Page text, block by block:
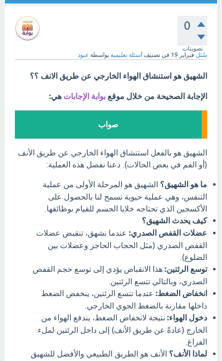
0
تصويتات
سُئل فبراير 19 في تصنيف أسئلة تعليمية بواسطة عبود
الشهيق هو استنشاق الهواء الخارجي عن طريق الانف ؟؟
الإجابة الصحيحة من خلال موقع بوابة الإجابات هي:
صواب
الشهيق هو بالفعل استنشاق الهواء الخارجي عن طريق الأنف
(أو الفم في بعض الحالات). دعنا نفصل هذه العملية:
ما هو الشهيق؟ الشهيق هو المرحلة الأولى من عملية
التنفس، وهي عملية حيوية تسمح لنا بالحصول على
الأكسجين الذي تحتاجه خلايا الجسم للقيام بوظائفها.
كيف يحدث الشهيق؟
عضلات القفص الصدري: عندما نشهق، تنقبض عضلات
القفص الصدري (مثل الحجاب الحاجز وعضلات بين
الضلوع).
توسع الرئتين: هذا الانقباض يؤدي إلى توسع حجم القفص
الصدري، وبالتالي تتسع الرئتين.
انخفاض الضغط: عندما تتسع الرئتين، ينخفض الضغط
داخلها مقارنة بالضغط الجوي الخارجي.
دخول الهواء: نتيجة لانخفاض الضغط، يندفع الهواء من
الخارج (عادةً عن طريق الأنف) إلى داخل الرئتين لملء
الفراغ.
لماذا الأنف؟ الأنف هو الطريق الطبيعي والأفضل للشهيق